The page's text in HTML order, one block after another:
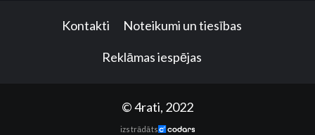
Kontakti Noteikumi un tiesības
Reklāmas iespējas
© 4rati, 2022
izstrādāts